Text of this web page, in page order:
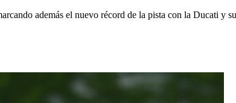
además el nuevo récord de la pista con la Ducati y